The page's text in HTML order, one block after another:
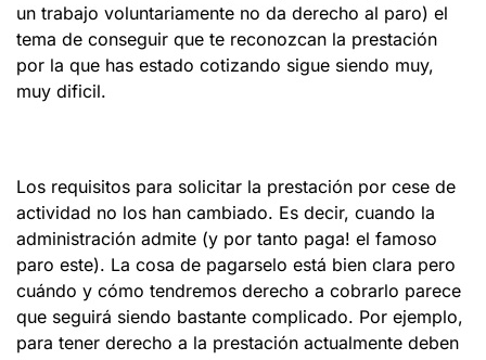
un trabajo voluntariamente no da derecho al paro) el
tema de conseguir que te reconozcan la prestación
por la que has estado cotizando sigue siendo muy,
muy dificil.
Los requisitos para solicitar la prestación por cese de
actividad no los han cambiado. Es decir, cuando la
administración admite (y por tanto paga! el famoso
paro este). La cosa de pagarselo está bien clara pero
cuándo y cómo tendremos derecho a cobrarlo parece
que seguirá siendo bastante complicado. Por ejemplo,
para tener derecho a la prestación actualmente deben